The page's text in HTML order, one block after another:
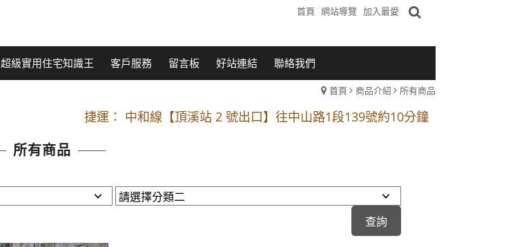
首頁 網站導覽 加入最愛
超級實用住宅知識王 客戶服務 留言板 好站連結 聯絡我們
首頁 商品介紹 所有商品
開車：中山路1段 到永平路路口(樂華夜市口)門口可停車
捷運： 中和線【頂溪站 2 號出口】往中山路1段139號約10分鐘
原Line已滿 無法加Line好友 請親愛的客戶加入 LINE官方帳號@a0975005573
捷運： 中和線【頂溪站 2 號出口】往中山路1段139號約10分鐘
原Line已滿 無法加Line好友 請親愛的客戶加入 LINE官方帳號@a0975005573
所有商品